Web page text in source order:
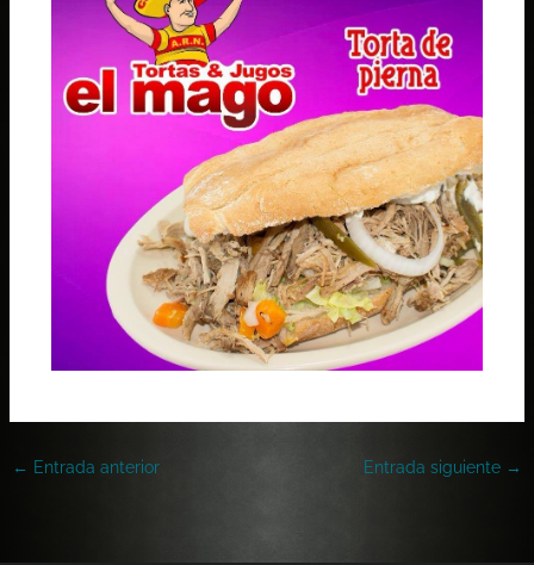
← Entrada anterior Entrada siguiente →